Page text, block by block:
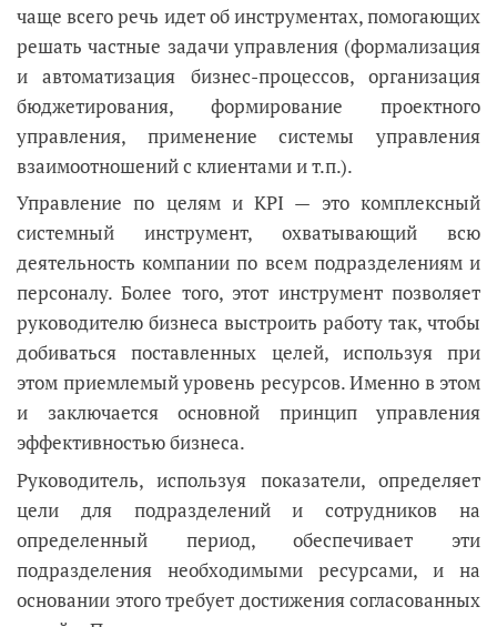
чаще всего речь идет об инструментах, помогающих
решать частные задачи управления (формализация
и автоматизация бизнес-процессов, организация
бюджетирования, формирование проектного
управления, применение системы управления
взаимоотношений с клиентами и т.п.).
Управление по целям и KPI — это комплексный
системный инструмент, охватывающий всю
деятельность компании по всем подразделениям и
персоналу. Более того, этот инструмент позволяет
руководителю бизнеса выстроить работу так, чтобы
добиваться поставленных целей, используя при
этом приемлемый уровень ресурсов. Именно в этом
и заключается основной принцип управления
эффективностью бизнеса.
Руководитель, используя показатели, определяет
цели для подразделений и сотрудников на
определенный период, обеспечивает эти
подразделения необходимыми ресурсами, и на
основании этого требует достижения согласованных